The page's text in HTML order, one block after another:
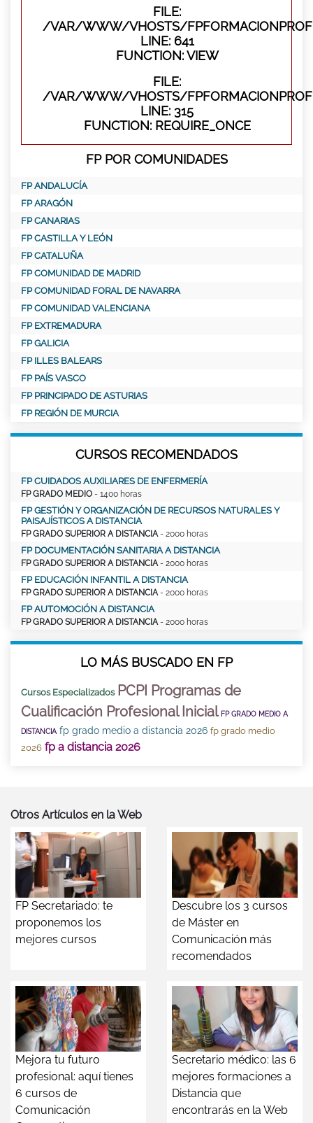
FILE:
/VAR/WWW/VHOSTS/
LINE: 641
FUNCTION: VIEW
FILE:
/VAR/WWW/VHOSTS/
LINE: 315
FUNCTION: REQUIRE_ONCE
FP POR COMUNIDADES
FP ANDALUCÍA
FP ARAGÓN
FP CANARIAS
FP CASTILLA Y LEÓN
FP CATALUÑA
FP COMUNIDAD DE MADRID
FP COMUNIDAD FORAL DE NAVARRA
FP COMUNIDAD VALENCIANA
FP EXTREMADURA
FP GALICIA
FP ILLES BALEARS
FP PAÍS VASCO
FP PRINCIPADO DE ASTURIAS
FP REGIÓN DE MURCIA
CURSOS RECOMENDADOS
FP CUIDADOS AUXILIARES DE ENFERMERÍA
FP GRADO MEDIO - 1400 horas
FP GESTIÓN Y ORGANIZACIÓN DE RECURSOS NATURALES Y
PAISAJÍSTICOS A DISTANCIA
FP GRADO SUPERIOR A DISTANCIA- 2000 horas
FP DOCUMENTACIÓN SANITARIA A DISTANCIA
FP GRADO SUPERIOR A DISTANCIA- 2000 horas
FP EDUCACIÓN INFANTIL A DISTANCIA
FP GRADO SUPERIOR A DISTANCIA- 2000 horas
FP AUTOMOCIÓN A DISTANCIA
FP GRADO SUPERIOR A DISTANCIA- 2000 horas
LO MÁS BUSCADO EN FP
Cursos Especializados PCPI Programas de
Cualificación Profesional Inicial FP GRADO MEDIO A
DISTANCIA fp grado medio a distancia 2026 fp grado medio
2026 fp a distancia 2026
Otros Artículos en la Web
FP Secretariado: te
proponemos los
mejores cursos
Descubre los 3 cursos
de Máster en
Comunicación más
recomendados
Mejora tu futuro
profesional: aquí tienes
6 cursos de
Comunicación
Secretario médico: las 6
mejores formaciones a
Distancia que
encontrarás en la Web